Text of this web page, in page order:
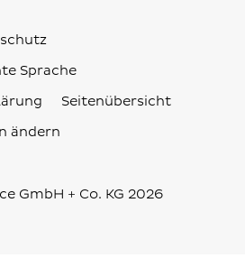
Sprache
Seitenübersicht
ändern
GmbH + Co. KG 2026